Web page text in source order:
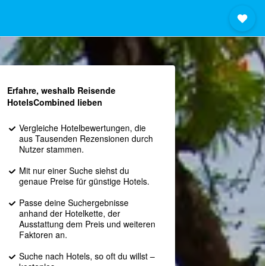
Erfahre, weshalb Reisende
HotelsCombined lieben
Vergleiche Hotelbewertungen, die
aus Tausenden Rezensionen durch
Nutzer stammen.
Mit nur einer Suche siehst du
genaue Preise für günstige Hotels.
Passe deine Suchergebnisse
anhand der Hotelkette, der
Ausstattung dem Preis und weiteren
Faktoren an.
Suche nach Hotels, so oft du willst –